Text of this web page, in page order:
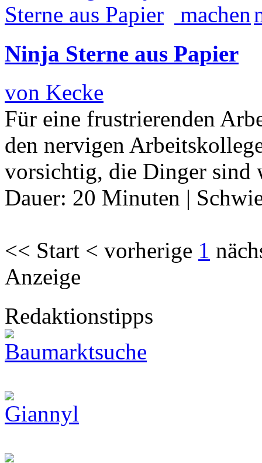
Ninja Sterne aus Papier
von Kecke
Für eine frustrierenden
den nervigen
vorsichtig, die Dinger
Dauer: 20 Minuten |
<< Start < vorherige 1
Anzeige
Redaktionstipps